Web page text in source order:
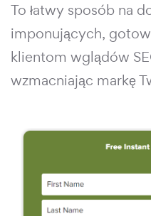
To łatwy sposób na
imponujących,
klientom wglądów
wzmacniając markę